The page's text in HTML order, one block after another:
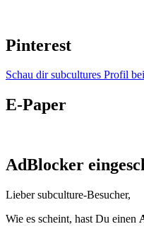
Pinterest
Schau dir subcultures Profil
E-Paper
AdBlocker
Lieber subculture-Besucher,
Wie es scheint, hast Du einen